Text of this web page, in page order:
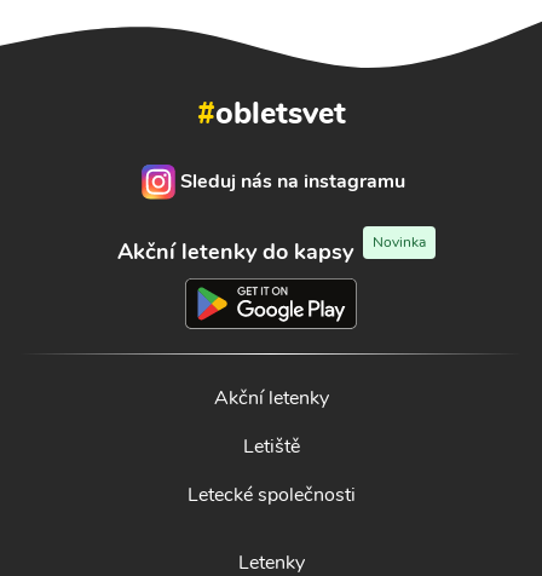
#obletsvet
Sleduj nás na instagramu
Akční letenky do kapsy Novinka
Akční letenky
Letiště
Letecké společnosti
Letenky